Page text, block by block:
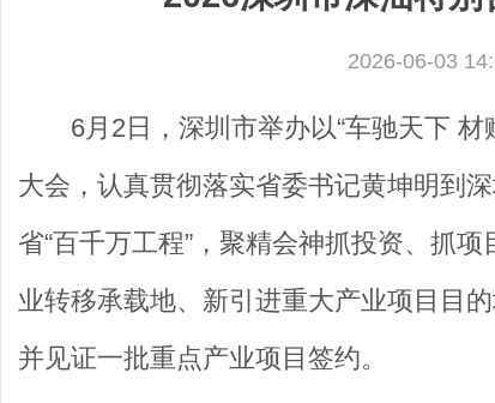
2026-06-03
6月2日，深圳市举办以“车驰天下
大会，认真贯彻落实省委书记黄坤明到
省“百千万工程”，聚精会神抓投资、抓
业转移承载地、新引进重大产业项目目
并见证一批重点产业项目签约。